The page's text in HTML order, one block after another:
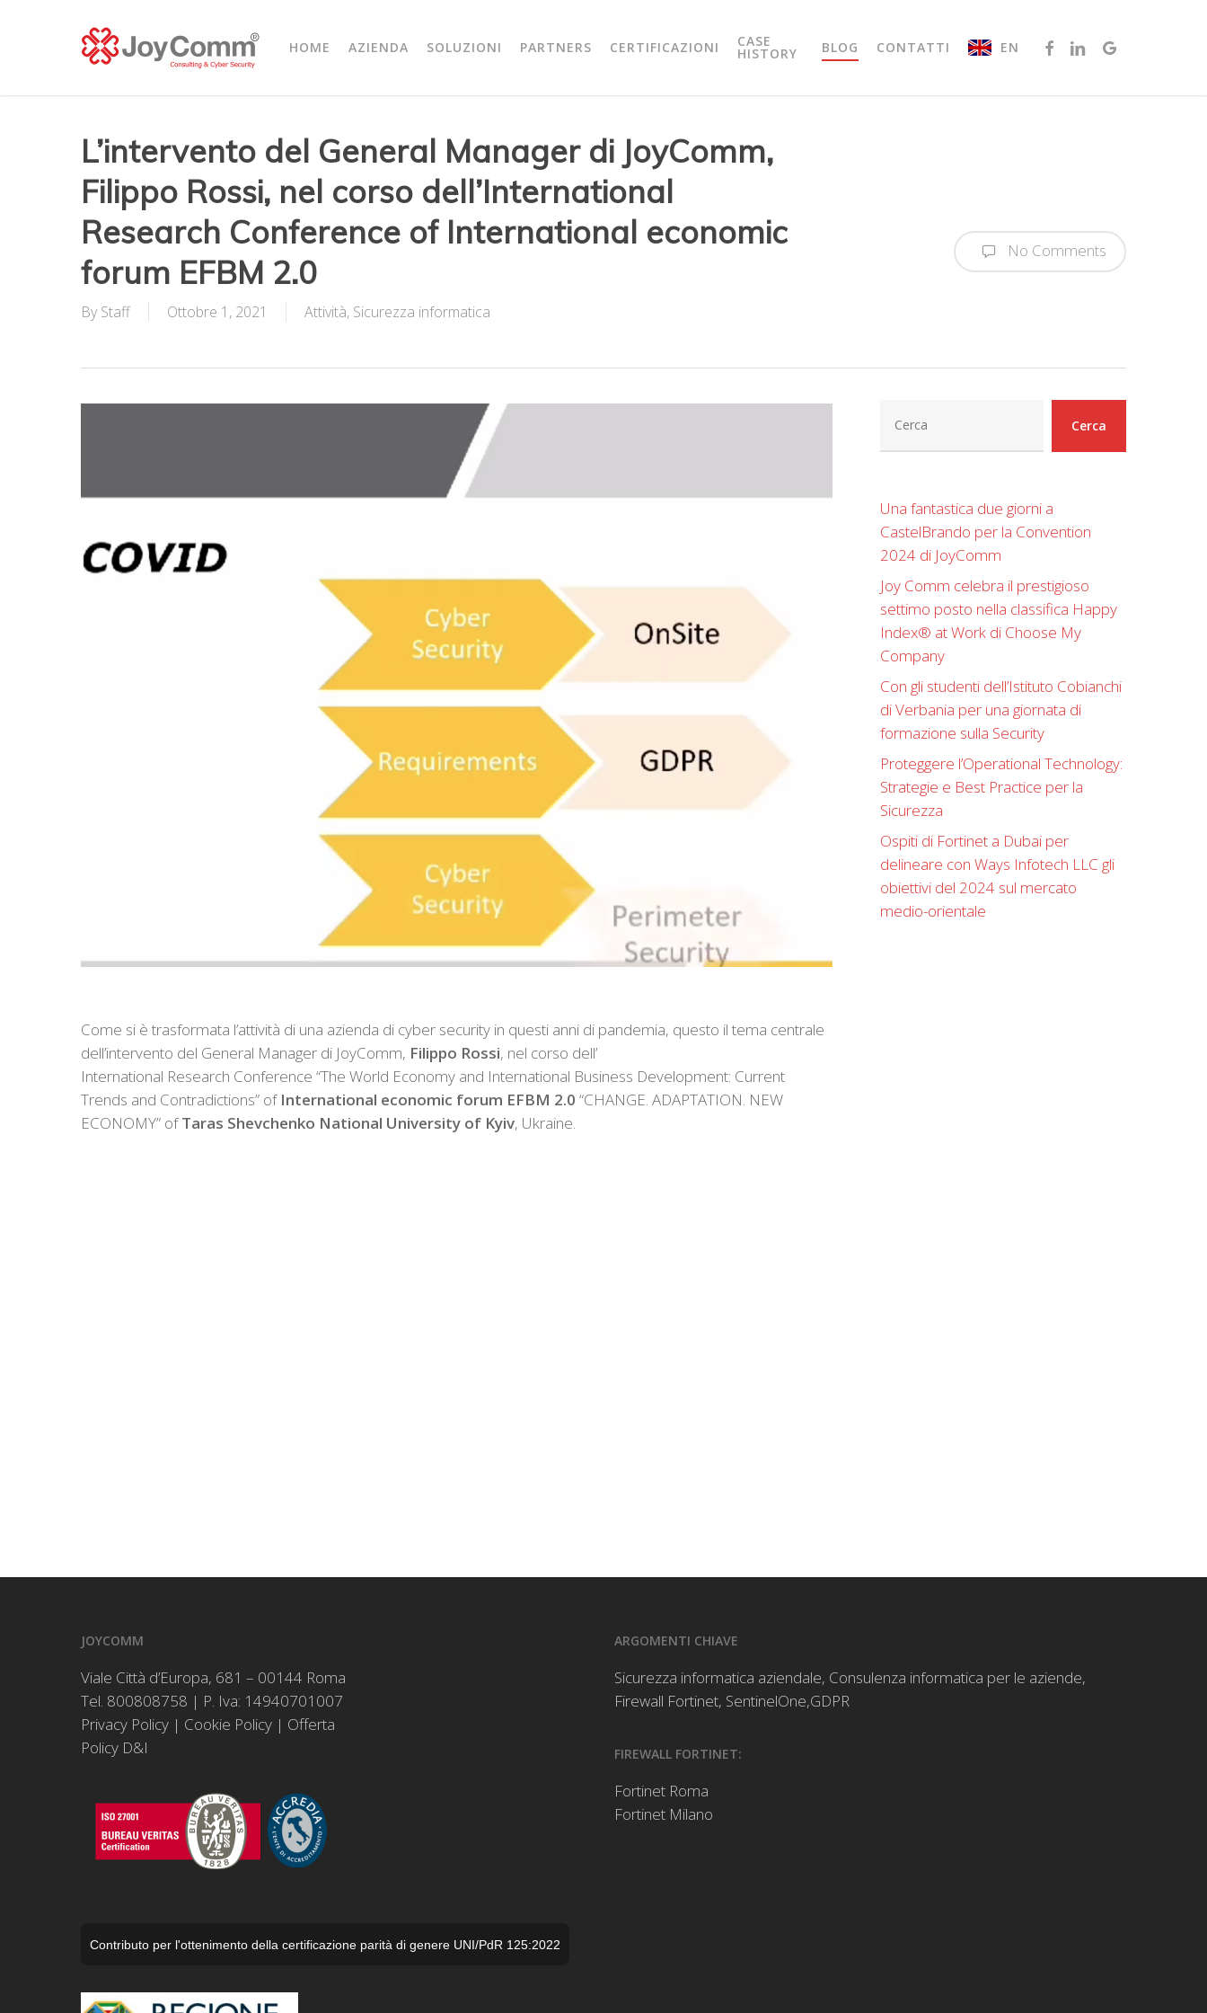
HOME AZIENDA SOLUZIONI PARTNERS CERTIFICAZIONI CASE
HISTORY BLOG CONTATTI EN FACEBOOK
LINKEDINGOOGLE-
PLUS
L’intervento del General Manager di JoyComm,
Filippo Rossi, nel corso dell’International
Research Conference of International economic
forum EFBM 2.0
By Staff Ottobre 1, 2021 Attività, Sicurezza informatica
No Comments
Come si è trasformata l’attività di una azienda di cyber security in questi anni di pandemia, questo il tema centrale
dell’intervento del General Manager di JoyComm, Filippo Rossi, nel corso dell’
International Research Conference “The World Economy and International Business Development: Current
Trends and Contradictions” ofInternational economic forum EFBM 2.0 “CHANGE. ADAPTATION. NEW
ECONOMY” ofTaras Shevchenko National University of Kyiv, Ukraine.
Cerca
Una fantastica due giorni a
CastelBrando per la Convention
2024 di JoyComm
Joy Comm celebra il prestigioso
settimo posto nella classifica Happy
Index®️ at Work di Choose My
Company
Con gli studenti dell’Istituto Cobianchi
di Verbania per una giornata di
formazione sulla Security
Proteggere l’Operational Technology:
Strategie e Best Practice per la
Sicurezza
Ospiti di Fortinet a Dubai per
delineare con Ways Infotech LLC gli
obiettivi del 2024 sul mercato
medio-orientale
JOYCOMM
Viale Città d’Europa, 681 – 00144 Roma
Tel. 800808758 | P. Iva: 14940701007
Privacy Policy | Cookie Policy | Offerta
Policy D&I
Contributo per l'ottenimento della certificazione parità di genere UNI/PdR 125:2022
ARGOMENTI CHIAVE
Sicurezza informatica aziendale, Consulenza informatica per le aziende,
Firewall Fortinet, SentinelOne,GDPR
FIREWALL FORTINET:
Fortinet Roma
Fortinet Milano